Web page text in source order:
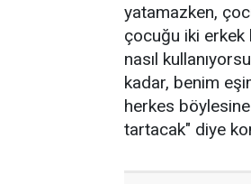
yatamazken,
çocuğu iki erkek
nasıl
kadar, benim
herkes böylesine
tartacak" diye